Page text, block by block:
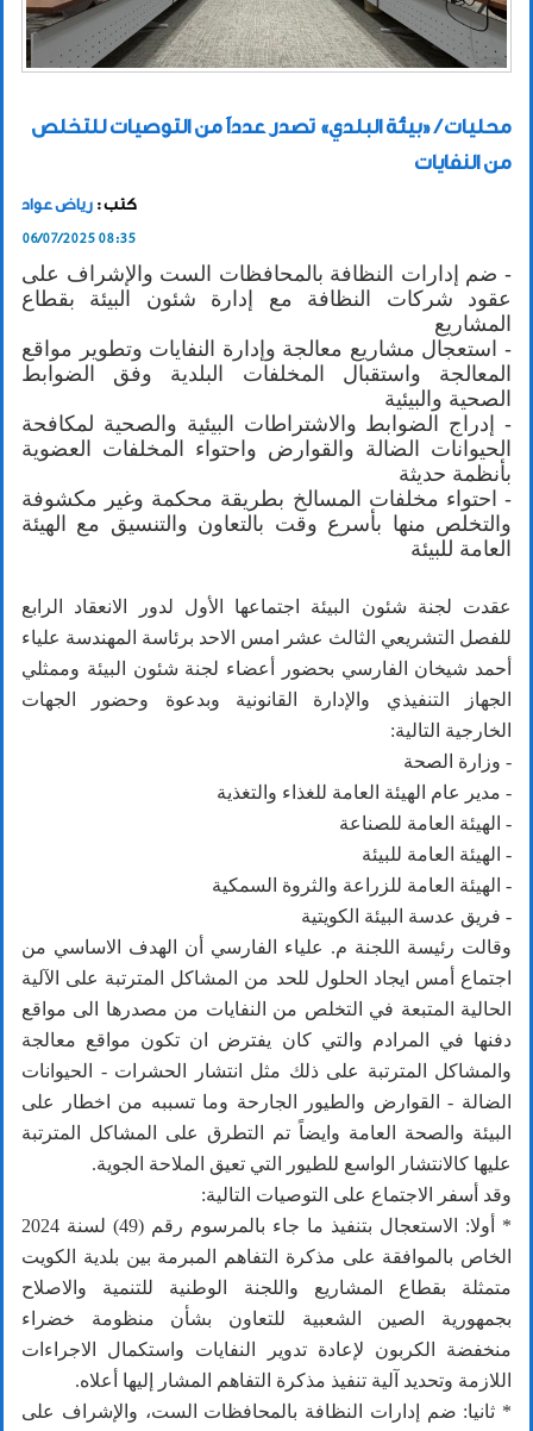
محليات / «بيئة البلدي» تصدر عدداً من التوصيات للتخلص
من النفايات
كتب : رياض عواد
06/07/2025 08:35
- ضم إدارات النظافة بالمحافظات الست والإشراف على
عقود شركات النظافة مع إدارة شئون البيئة بقطاع
المشاريع
- استعجال مشاريع معالجة وإدارة النفايات وتطوير مواقع
المعالجة واستقبال المخلفات البلدية وفق الضوابط
الصحية والبيئية
- إدراج الضوابط والاشتراطات البيئية والصحية لمكافحة
الحيوانات الضالة والقوارض واحتواء المخلفات العضوية
بأنظمة حديثة
- احتواء مخلفات المسالخ بطريقة محكمة وغير مكشوفة
والتخلص منها بأسرع وقت بالتعاون والتنسيق مع الهيئة
العامة للبيئة
عقدت لجنة شئون البيئة اجتماعها الأول لدور الانعقاد الرابع
للفصل التشريعي الثالث عشر امس الاحد برئاسة المهندسة علياء
أحمد شيخان الفارسي بحضور أعضاء لجنة شئون البيئة وممثلي
الجهاز التنفيذي والإدارة القانونية وبدعوة وحضور الجهات
الخارجية التالية:
- وزارة الصحة
- مدير عام الهيئة العامة للغذاء والتغذية
- الهيئة العامة للصناعة
- الهيئة العامة للبيئة
- الهيئة العامة للزراعة والثروة السمكية
- فريق عدسة البيئة الكويتية
وقالت رئيسة اللجنة م. علياء الفارسي أن الهدف الاساسي من
اجتماع أمس ايجاد الحلول للحد من المشاكل المترتبة على الآلية
الحالية المتبعة في التخلص من النفايات من مصدرها الى مواقع
دفنها في المرادم والتي كان يفترض ان تكون مواقع معالجة
والمشاكل المترتبة على ذلك مثل انتشار الحشرات - الحيوانات
الضالة - القوارض والطيور الجارحة وما تسببه من اخطار على
البيئة والصحة العامة وايضاً تم التطرق على المشاكل المترتبة
عليها كالانتشار الواسع للطيور التي تعيق الملاحة الجوية.
وقد أسفر الاجتماع على التوصيات التالية:
* أولا: الاستعجال بتنفيذ ما جاء بالمرسوم رقم (49) لسنة 2024
الخاص بالموافقة على مذكرة التفاهم المبرمة بين بلدية الكويت
متمثلة بقطاع المشاريع واللجنة الوطنية للتنمية والاصلاح
بجمهورية الصين الشعبية للتعاون بشأن منظومة خضراء
منخفضة الكربون لإعادة تدوير النفايات واستكمال الاجراءات
اللازمة وتحديد آلية تنفيذ مذكرة التفاهم المشار إليها أعلاه.
* ثانيا: ضم إدارات النظافة بالمحافظات الست، والإشراف على